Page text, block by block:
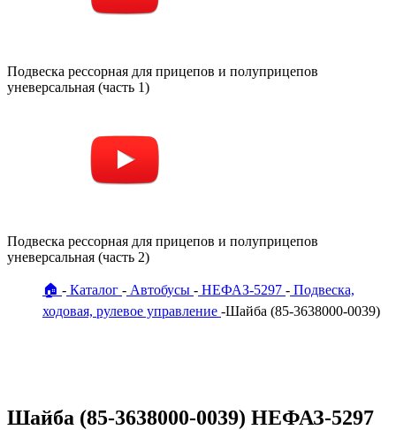
Подвеска рессорная для прицепов и полуприцепов
уневерсальная (часть 1)
Подвеска рессорная для прицепов и полуприцепов
уневерсальная (часть 2)
🏠 Каталог Автобусы НЕФАЗ-5297
Подвеска,
ходовая, рулевое управление Шайба (85-3638000-0039)
Шайба (85-3638000-0039) НЕФАЗ-5297